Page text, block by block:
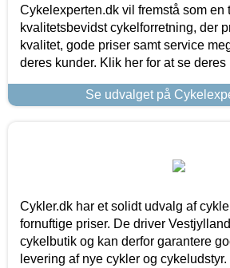
Cykelexperten.dk vil fremstå som
kvalitetsbevidst cykelforretning, der
kvalitet, gode priser samt service
deres kunder. Klik her for at se deres
Se udvalget på
Cykler.dk har et solidt udvalg af
fornuftige priser. De driver
cykelbutik og kan derfor garantere
levering af nye cykler og